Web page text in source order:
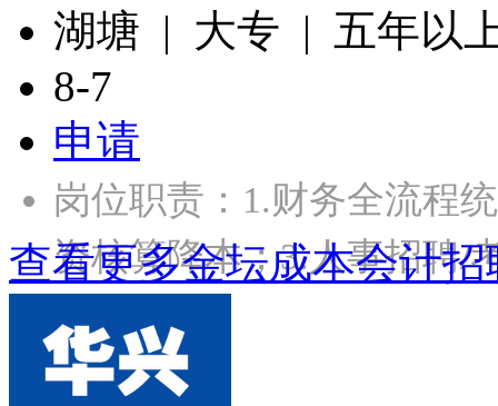
湖塘 | 大专 | 五年以
8-7
申请
岗位职责：1.财务全流程
资核算降本；3.人事招聘
查看更多金坛成本会计招